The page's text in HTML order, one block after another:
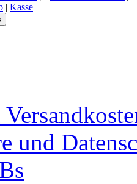
| Kasse
und